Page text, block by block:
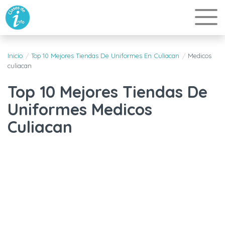
Inicio Top 10 Mejores Tiendas De Uniformes En Culiacan
Medicos
culiacan
Top 10 Mejores Tiendas De
Uniformes Medicos
Culiacan